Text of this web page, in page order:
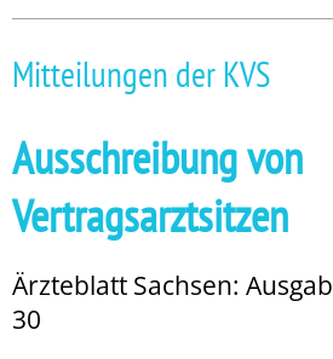
Mitteilungen der KVS
Ausschreibung von
Vertragsarztsitzen
Ärzteblatt Sachsen:
30